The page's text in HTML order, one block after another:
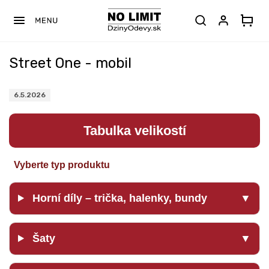
Street One - mobil
6.5.2026
Tabulka velikostí
Vyberte typ produktu
Horní díly – trička, halenky, bundy ▼
Šaty ▼